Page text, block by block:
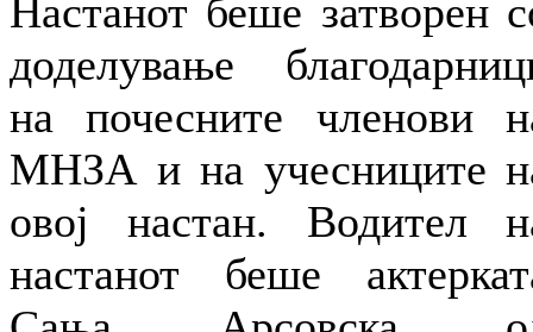
Настанот беше затворен
доделување
на почесните членови
МНЗА и на учесниците
овој настан. Водител
настанот беше